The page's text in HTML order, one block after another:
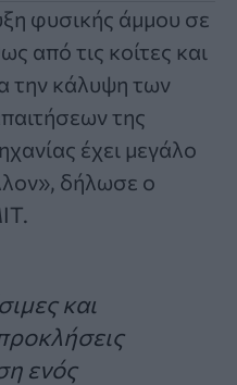
φυσικής άμμου σε
από τις κοίτες και
την κάλυψη των
της
έχει μεγάλο
δήλωσε ο
και
ενός